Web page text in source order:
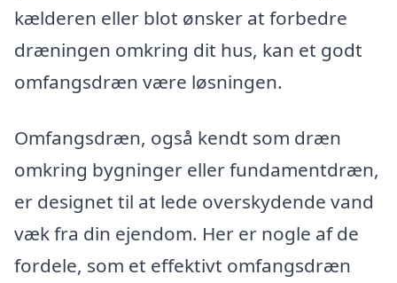
kælderen eller blot ønsker at forbedre
dræningen omkring dit hus, kan et godt
omfangsdræn være løsningen.
Omfangsdræn, også kendt som dræn
omkring bygninger eller fundamentdræn,
er designet til at lede overskydende vand
væk fra din ejendom. Her er nogle af de
fordele, som et effektivt omfangsdræn